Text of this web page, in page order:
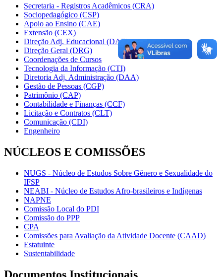
Secretaria - Registros Acadêmicos (CRA)
Sociopedagógico (CSP)
Apoio ao Ensino (CAE)
Extensão (CEX)
Direção Adj. Educacional (DAE)
Direção Geral (DRG)
Coordenações de Cursos
Tecnologia da Informação (CTI)
Diretoria Adj. Administração (DAA)
Gestão de Pessoas (CGP)
Patrimônio (CAP)
Contabilidade e Finanças (CCF)
Licitação e Contratos (CLT)
Comunicação (CDI)
Engenheiro
NÚCLEOS E COMISSÕES
NUGS - Núcleo de Estudos Sobre Gênero e Sexualidade do
IFSP
NEABI - Núcleo de Estudos Afro-brasileiros e Indígenas
NAPNE
Comissão Local do PDI
Comissão do PPP
CPA
Comissões para Avaliação da Atividade Docente (CAAD)
Estatuinte
Sustentabilidade
Documentos Institucionais